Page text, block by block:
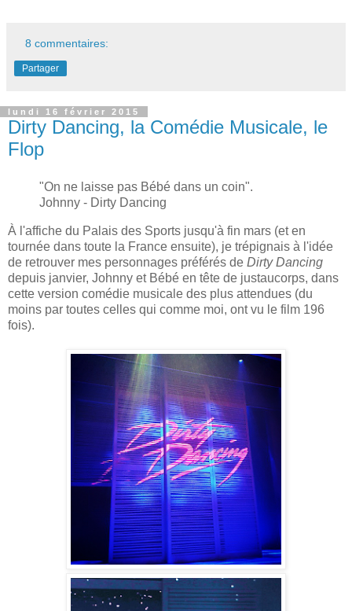
8 commentaires:
Partager
lundi 16 février 2015
Dirty Dancing, la Comédie Musicale, le
Flop
"On ne laisse pas Bébé dans un coin".
Johnny - Dirty Dancing
À l'affiche du Palais des Sports jusqu'à fin mars (et en
tournée dans toute la France ensuite), je trépignais à l'idée
de retrouver mes personnages préférés de Dirty Dancing
depuis janvier, Johnny et Bébé en tête de justaucorps, dans
cette version comédie musicale des plus attendues (du
moins par toutes celles qui comme moi, ont vu le film 196
fois).